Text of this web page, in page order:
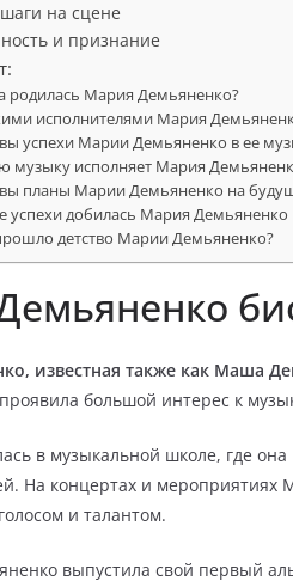
на сцене
и признание
родилась Мария Демьяненко?
исполнителями Мария
успехи Марии Демьяненко в ее
музыку исполняет Мария
планы Марии Демьяненко на
успехи добилась Мария Демьяненко
детство Марии Демьяненко?
известная также как Маша
проявила большой интерес к
в музыкальной школе, где
На концертах и мероприятиях
и талантом.
выпустила свой первый